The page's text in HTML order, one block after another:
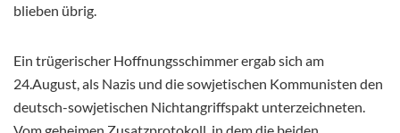
blieben übrig.
Ein trügerischer Hoffnungsschimmer ergab sich am
24.August, als Nazis und die sowjetischen Kommunisten den
deutsch-sowjetischen Nichtangriffspakt unterzeichneten.
Vom geheimen Zusatzprotokoll, in dem die beiden